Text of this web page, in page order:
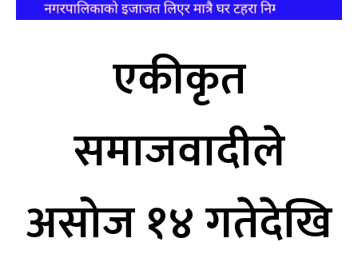
एकीकृत
समाजवादीले
असोज १४ गतेदेखि